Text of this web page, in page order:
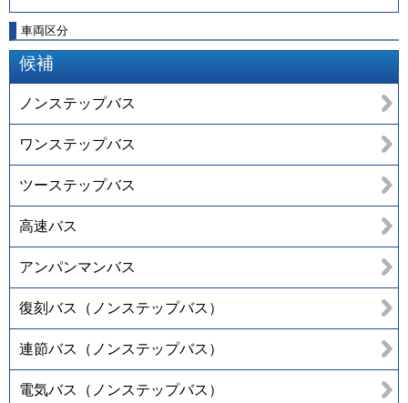
車両区分
候補
ノンステップバス
ワンステップバス
ツーステップバス
高速バス
アンパンマンバス
復刻バス（ノンステップバス）
連節バス（ノンステップバス）
電気バス（ノンステップバス）